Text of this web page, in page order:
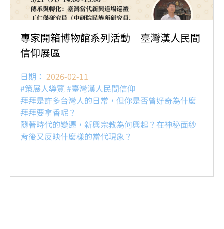
專家開箱博物館系列活動─臺灣漢人民間
信仰展區
日期： 2026-02-11
#策展人導覽 #臺灣漢人民間信仰
拜拜是許多台灣人的日常，但你是否曾好奇為什麼
拜拜要拿香呢？
隨著時代的變遷，新興宗教為何興起？在神秘面紗
背後又反映什麼樣的當代現象？